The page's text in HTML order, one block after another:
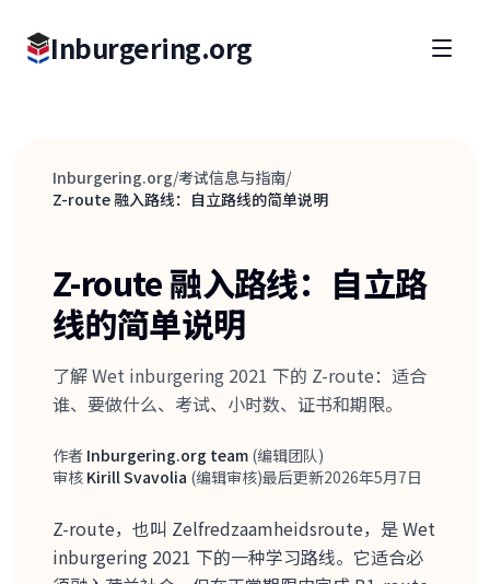
Inburgering.org
Inburgering.org/考试信息与指南/
Z-route 融入路线：自立路线的简单说明
Z-route 融入路线：自立路
线的简单说明
了解 Wet inburgering 2021 下的 Z-route：适合
谁、要做什么、考试、小时数、证书和期限。
作者
作者 Inburgering.org team (编辑团队)
审核人
审核 Kirill Svavolia (编辑审核)最后更新2026年5月7日
Z-route，也叫 Zelfredzaamheidsroute，是 Wet
inburgering 2021 下的一种学习路线。它适合必